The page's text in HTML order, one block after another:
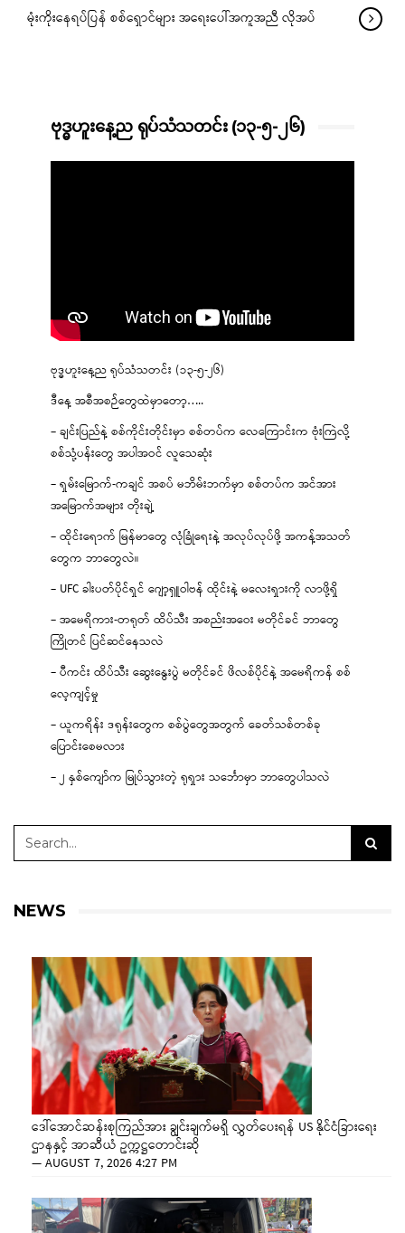
မုံးကိုးနေရပ်ပြန် စစ်ရှောင်များ အရေးပေါ်အကူအညီ လိုအပ်
ဗုဒ္ဓဟူးနေ့ည ရုပ်သံသတင်း (၁၃-၅-၂၆)
ဗုဒ္ဓဟူးနေ့ည ရုပ်သံသတင်း (၁၃-၅-၂၆)
ဒီနေ့ အစီအစဉ်တွေထဲမှာတော့…..
– ချင်းပြည်နဲ့ စစ်ကိုင်းတိုင်းမှာ စစ်တပ်က လေကြောင်းက ဗုံးကြဲလို့
စစ်သုံ့ပန်းတွေ အပါအဝင် လူသေဆုံး
– ရှမ်းမြောက်-ကချင် အစပ် မဘိမ်းဘက်မှာ စစ်တပ်က အင်အား
အမြောက်အများ တိုးချဲ့
– ထိုင်းရောက် မြန်မာတွေ လုံခြုံရေးနဲ့ အလုပ်လုပ်ဖို့ အကန့်အသတ်
တွေက ဘာတွေလဲ။
– UFC ခါးပတ်ပိုင်ရှင် ဂျော့ရှူဝါဗန် ထိုင်းနဲ့ မလေးရှားကို လာဖို့ရှိ
– အမေရိကား-တရုတ် ထိပ်သီး အစည်းအဝေး မတိုင်ခင် ဘာတွေ
ကြိုတင် ပြင်ဆင်နေသလဲ
– ပီကင်း ထိပ်သီး ဆွေးနွေးပွဲ မတိုင်ခင် ဖိလစ်ပိုင်နဲ့ အမေရိကန် စစ်
လေ့ကျင့်မှု
– ယူကရိန်း ဒရုန်းတွေက စစ်ပွဲတွေအတွက် ခေတ်သစ်တစ်ခု
ပြောင်းစေမလား
– ၂ နှစ်ကျော်က မြုပ်သွားတဲ့ ရုရှား သင်္ဘောမှာ ဘာတွေပါသလဲ
NEWS
ဒေါ်အောင်ဆန်းစုကြည်အား ချွင်းချက်မရှိ လွှတ်ပေးရန် US နိုင်ငံခြားရေး
ဌာနနှင့် အာဆီယံ ဥက္ကဋ္ဌတောင်းဆို
—AUGUST 7, 2026 4:27 PM